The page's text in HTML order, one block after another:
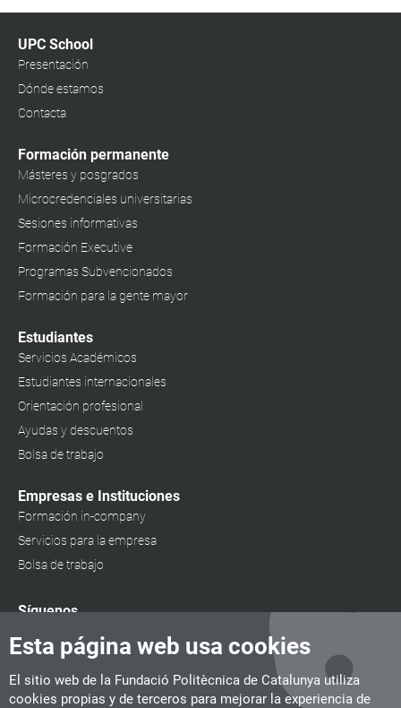
Esta página web usa cookies
El sitio web de la Fundació Politècnica de Catalunya utiliza
cookies propias y de terceros para mejorar la experiencia de
UPC School
Presentación
Dónde estamos
Contacta
Formación permanente
Másteres y posgrados
Microcredenciales universitarias
Sesiones informativas
Formación Executive
Programas Subvencionados
Formación para la gente mayor
Estudiantes
Servicios Académicos
Estudiantes internacionales
Orientación profesional
Ayudas y descuentos
Bolsa de trabajo
Empresas e Instituciones
Formación in-company
Servicios para la empresa
Bolsa de trabajo
Síguenos